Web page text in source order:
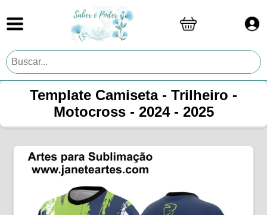
Template Camiseta - Trilheiro -
Motocross - 2024 - 2025